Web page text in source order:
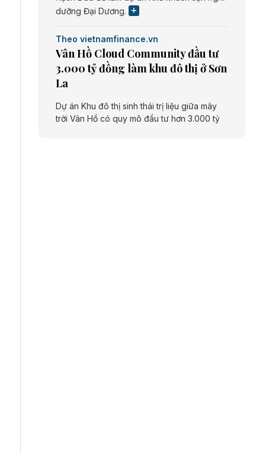
dưỡng Đại Dương.
Theo vietnamfinance.vn
Vân Hồ Cloud Community đầu tư
3.000 tỷ đồng làm khu đô thị ở Sơn
La
Dự án Khu đô thị sinh thái trị liệu giữa mây
trời Vân Hồ có quy mô đầu tư hơn 3.000 tỷ